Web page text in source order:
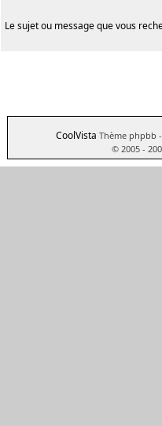
Le sujet ou message que vous
CoolVista Thème phpbb
© 2005 -